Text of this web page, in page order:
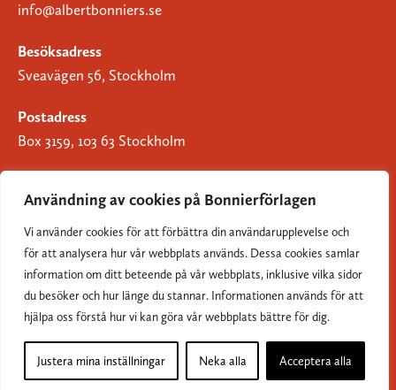
Användning av cookies på Bonnierförlagen
Vi använder cookies för att förbättra din användarupplevelse och
för att analysera hur vår webbplats används. Dessa cookies samlar
information om ditt beteende på vår webbplats, inklusive vilka sidor
du besöker och hur länge du stannar. Informationen används för att
hjälpa oss förstå hur vi kan göra vår webbplats bättre för dig.
Justera mina inställningar Neka alla Acceptera alla
info@albertbonniers.se
Besöksadress
Sveavägen 56, Stockholm
Postadress
Box 3159, 103 63 Stockholm
Om Bonnierförlagen
Cookies
Integritetspolicy